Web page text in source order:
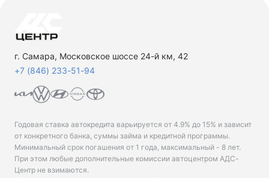
г. Самара, Московское шоссе 24-й км, 42
+7 (846) 233-51-94
Годовая ставка автокредита варьируется от 4.9% до 15% и зависит
от конкретного банка, суммы займа и кредитной программы.
Минимальный срок погашения от 1 года, максимальный - 8 лет.
При этом любые дополнительные комиссии автоцентром АДС-
Центр не взимаются.